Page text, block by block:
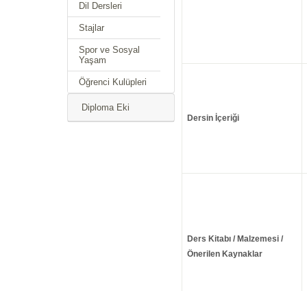
Dil Dersleri
Stajlar
Spor ve Sosyal
Yaşam
Öğrenci Kulüpleri
Diploma Eki
Dersin İçeriği
Ders Kitabı / Malzemesi /
Önerilen Kaynaklar